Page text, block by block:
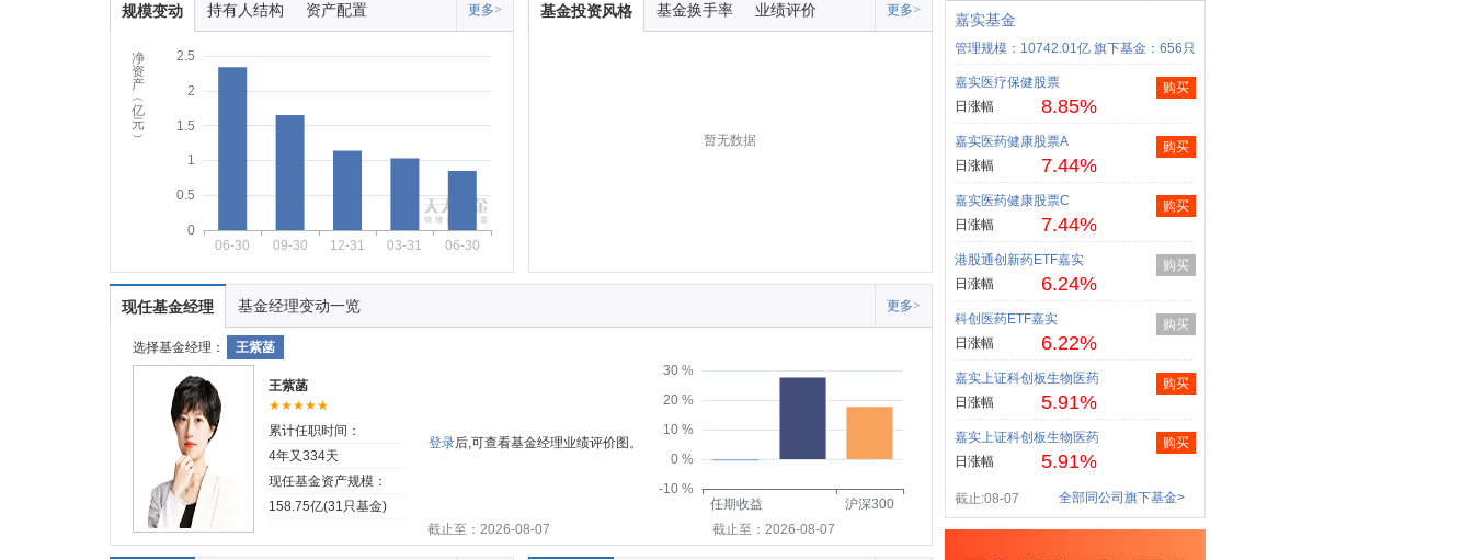
规模变动 持有人结构 资产配置 更多>
净
资
产
︵
亿
元
︶
0
0.5
1
1.5
2
2.5
06-30 09-30 12-31 03-31 06-30
基金投资风格 基金换手率 业绩评价 更多>
暂无数据
现任基金经理 基金经理变动一览 更多>
选择基金经理： 王紫菡
王紫菡
★★★★★
累计任职时间：
4年又334天
现任基金资产规模：
158.75亿(31只基金)
登录后,可查看基金经理业绩评价图。
-10 %
0 %
10 %
20 %
30 %
任期收益
沪深300
截止至：2026-08-07
截止至：2026-08-07
嘉实基金
管理规模：10742.01亿 旗下基金：656只
嘉实医疗保健股票
日涨幅
8.85%
购买
嘉实医药健康股票A
日涨幅
7.44%
购买
嘉实医药健康股票C
日涨幅
7.44%
购买
港股通创新药ETF嘉实
日涨幅
6.24%
购买
科创医药ETF嘉实
日涨幅
6.22%
购买
嘉实上证科创板生物医药
日涨幅
5.91%
购买
嘉实上证科创板生物医药
日涨幅
5.91%
购买
截止:08-07 全部同公司旗下基金>